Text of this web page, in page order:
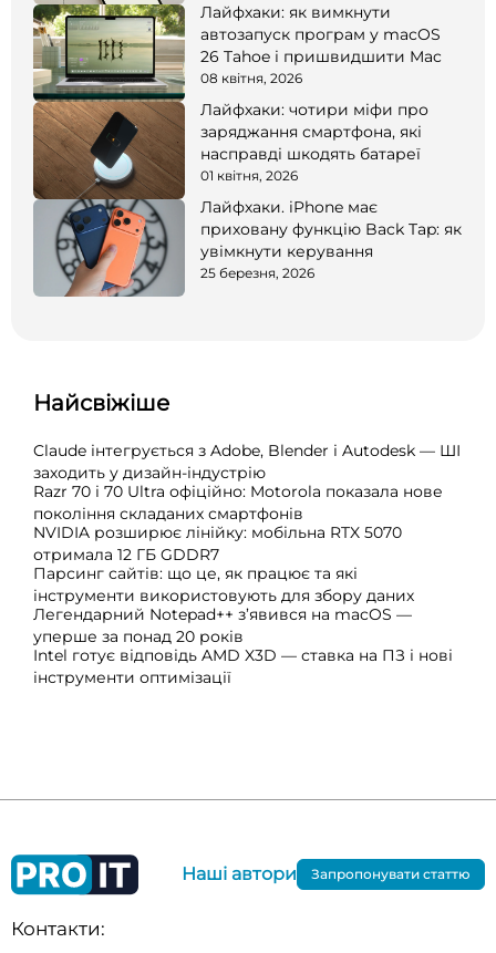
Лайфхаки: як вимкнути
автозапуск програм у macOS
26 Tahoe і пришвидшити Mac
08 квітня, 2026
Лайфхаки: чотири міфи про
заряджання смартфона, які
насправді шкодять батареї
01 квітня, 2026
Лайфхаки. iPhone має
приховану функцію Back Tap: як
увімкнути керування
25 березня, 2026
Найсвіжіше
Claude інтегрується з Adobe, Blender і Autodesk — ШІ
заходить у дизайн-індустрію
Razr 70 і 70 Ultra офіційно: Motorola показала нове
покоління складаних смартфонів
NVIDIA розширює лінійку: мобільна RTX 5070
отримала 12 ГБ GDDR7
Парсинг сайтів: що це, як працює та які
інструменти використовують для збору даних
Легендарний Notepad++ з’явився на macOS —
уперше за понад 20 років
Intel готує відповідь AMD X3D — ставка на ПЗ і нові
інструменти оптимізації
Контакти:
Наші автори Запропонувати статтю